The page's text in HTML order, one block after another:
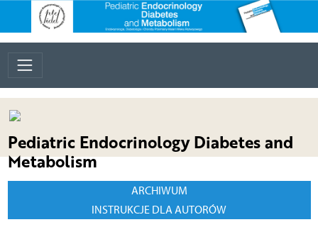
Pediatric Endocrinology Diabetes and
Metabolism
ARCHIWUM
INSTRUKCJE DLA AUTORÓW